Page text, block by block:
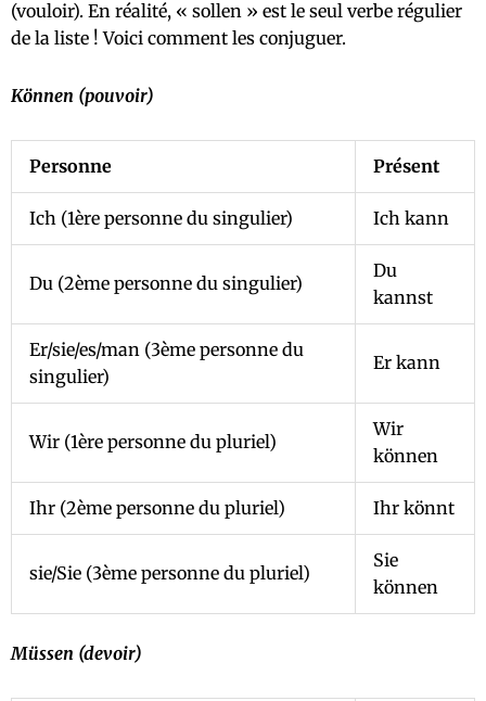
(vouloir). En réalité, « sollen » est le seul verbe régulier
de la liste ! Voici comment les conjuguer.
Können (pouvoir)
Personne Présent
Ich (1ère personne du singulier) Ich kann
Du (2ème personne du singulier)
Du
kannst
Er/sie/es/man (3ème personne du
singulier)
Er kann
Wir (1ère personne du pluriel)
Wir
können
Ihr (2ème personne du pluriel) Ihr könnt
sie/Sie (3ème personne du pluriel)
Sie
können
Müssen (devoir)